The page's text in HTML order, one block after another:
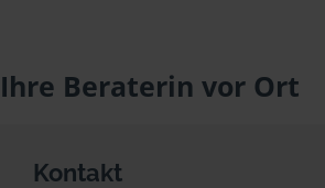
Ihre Beraterin vor Ort
Kontakt